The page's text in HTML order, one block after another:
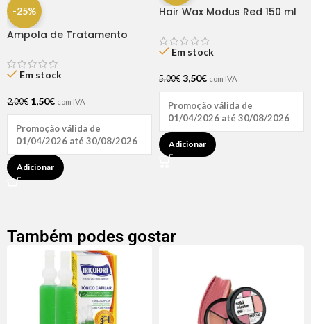
-25%
Ampola de Tratamento
Hair (1 UNIDADE)
Em stock
2,00€ 1,50€ com IVA
Promoção válida de
01/04/2026 até 30/08/2026
Adicionar
Hair Wax Modus Red 150 ml
Em stock
5,00€ 3,50€ com IVA
Promoção válida de
01/04/2026 até 30/08/2026
Adicionar
Também podes gostar